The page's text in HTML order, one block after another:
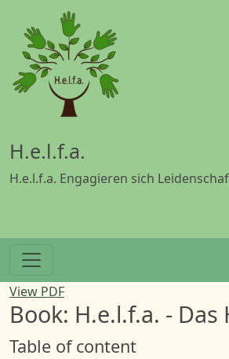
Direkt zum Inhalt
H.e.l.f.a.
H.e.l.f.a. Engagieren sich
View PDF
Book: H.e.l.f.a. -
Table of content